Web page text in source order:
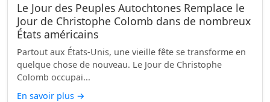
Le Jour des Peuples Autochtones Remplace le
Jour de Christophe Colomb dans de nombreux
États américains
Partout aux États-Unis, une vieille fête se transforme en
quelque chose de nouveau. Le Jour de Christophe
Colomb occupai...
En savoir plus →